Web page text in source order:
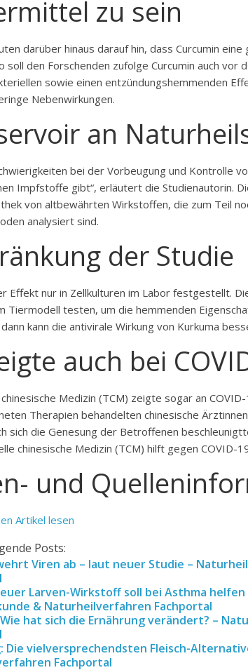
zu sein
darüber hinaus darauf hin, dass Curcumin
soll den Forschenden zufolge Curcumin auch
sowie einen entzündungshemmenden
Nebenwirkungen.
an
bei der Vorbeugung und Kontrolle
Impfstoffe gibt“, erläutert die Studienautorin.
von altbewährten Wirkstoffen, die zum Teil
analysiert sind.
der Studie
Effekt nur in Zellkulturen im Labor festgestellt.
Tiermodell testen, um die hemmenden
kann die antivirale Wirkung von Kurkuma
auch bei
Medizin (TCM) zeigte sogar an
Therapien behandelten chinesische
sich die Genesung der Betroffenen
chinesische Medizin (TCM) hilft gegen COVID-
und
Artikel lesen
Posts:
Viren ab – laut neuer Studie –
Larven-Wirkstoff soll bei Asthma helfen
& Naturheilverfahren Fachportal
Wie hat sich die Ernährung verändert? –
Die vielversprechendsten Fleisch-
Fachportal